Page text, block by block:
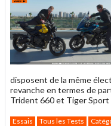
disposent de la même
revanche en termes de
Trident 660 et Tiger Sport
Essais Tous les Tests